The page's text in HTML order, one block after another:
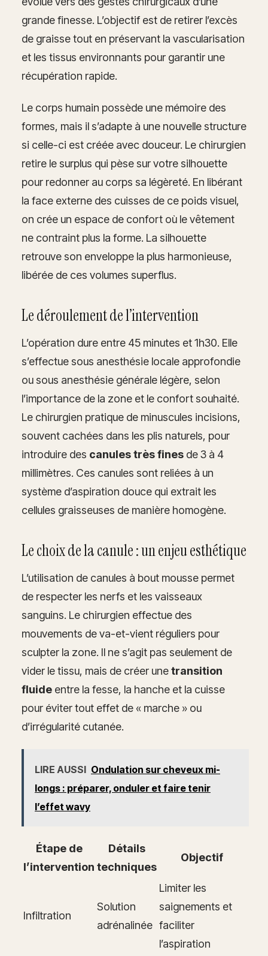
grande finesse. L’objectif est de retirer l’excès
de graisse tout en préservant la vascularisation
et les tissus environnants pour garantir une
récupération rapide.
Le corps humain possède une mémoire des
formes, mais il s’adapte à une nouvelle structure
si celle-ci est créée avec douceur. Le chirurgien
retire le surplus qui pèse sur votre silhouette
pour redonner au corps sa légèreté. En libérant
la face externe des cuisses de ce poids visuel,
on crée un espace de confort où le vêtement
ne contraint plus la forme. La silhouette
retrouve son enveloppe la plus harmonieuse,
libérée de ces volumes superflus.
Le déroulement de l’intervention
L’opération dure entre 45 minutes et 1h30. Elle
s’effectue sous anesthésie locale approfondie
ou sous anesthésie générale légère, selon
l’importance de la zone et le confort souhaité.
Le chirurgien pratique de minuscules incisions,
souvent cachées dans les plis naturels, pour
introduire des canules très fines de 3 à 4
millimètres. Ces canules sont reliées à un
système d’aspiration douce qui extrait les
cellules graisseuses de manière homogène.
Le choix de la canule : un enjeu esthétique
L’utilisation de canules à bout mousse permet
de respecter les nerfs et les vaisseaux
sanguins. Le chirurgien effectue des
mouvements de va-et-vient réguliers pour
sculpter la zone. Il ne s’agit pas seulement de
vider le tissu, mais de créer unetransition
fluide entre la fesse, la hanche et la cuisse
pour éviter tout effet de « marche » ou
d’irrégularité cutanée.
LIRE AUSSI Ondulation sur cheveux mi-
longs : préparer, onduler et faire tenir
l’effet wavy
Étape de
l’intervention
Détails
techniques
Objectif
Infiltration
Solution
adrénalinée
Limiter les
saignements et
faciliter
l’aspiration